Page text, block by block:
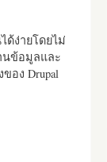
ด้ง่ายโดยไม่
นข้อมูลและ
อง Drupal